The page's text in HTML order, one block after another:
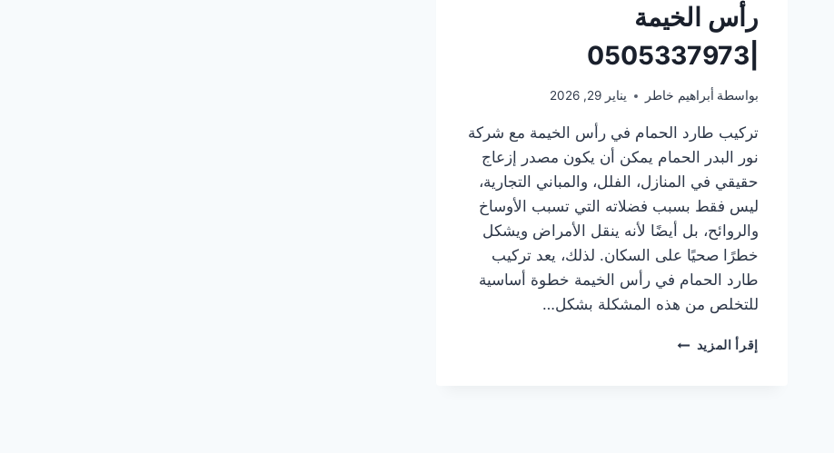
رأس الخيمة
بواسطة أبراهيم خاطر يناير 29, 2026
تركيب طارد الحمام في رأس الخيمة مع شركة
نور البدر الحمام يمكن أن يكون مصدر إزعاج
حقيقي في المنازل، الفلل، والمباني التجارية،
ليس فقط بسبب فضلاته التي تسبب الأوساخ
والروائح، بل أيضًا لأنه ينقل الأمراض ويشكل
خطرًا صحيًا على السكان. لذلك، يعد تركيب
طارد الحمام في رأس الخيمة خطوة أساسية
للتخلص من هذه المشكلة بشكل…
إقرأ المزيد تركيب